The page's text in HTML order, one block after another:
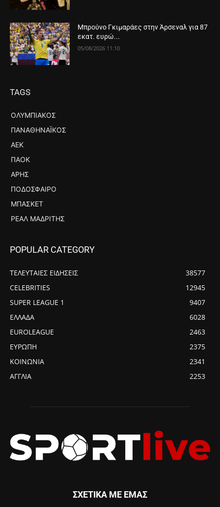
Μπρούνο Γκιμαράες στην Άρσεναλ για 87
εκατ. ευρώ...
05/08/2026 11:10
TAGS
ΟΛΥΜΠΙΑΚΌΣ
ΠΑΝΑΘΗΝΑΪΚΌΣ
ΑΕΚ
ΠΑΟΚ
ΆΡΗΣ
ΠΟΔΌΣΦΑΙΡΟ
ΜΠΆΣΚΕΤ
ΡΕΆΛ ΜΑΔΡΊΤΗΣ
POPULAR CATEGORY
ΤΕΛΕΥΤΑΙΕΣ ΕΙΔΗΣΕΙΣ
38577
CELEBRITIES
12945
SUPER LEAGUE 1
9407
ΕΛΛΑΔΑ
6028
EUROLEAGUE
2463
ΕΥΡΩΠΗ
2375
ΚΟΙΝΩΝΙΑ
2341
ΑΓΓΛΙΑ
2253
ΣΧΕΤΙΚΑ ΜΕ ΕΜΑΣ